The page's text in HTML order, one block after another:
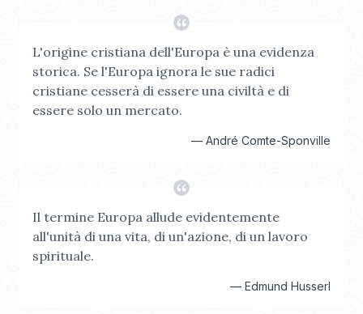
L'origine cristiana dell'Europa è una evidenza
storica. Se l'Europa ignora le sue radici
cristiane cesserà di essere una civiltà e di
essere solo un mercato.
— André Comte-Sponville
Il termine Europa allude evidentemente
all'unità di una vita, di un'azione, di un lavoro
spirituale.
— Edmund Husserl